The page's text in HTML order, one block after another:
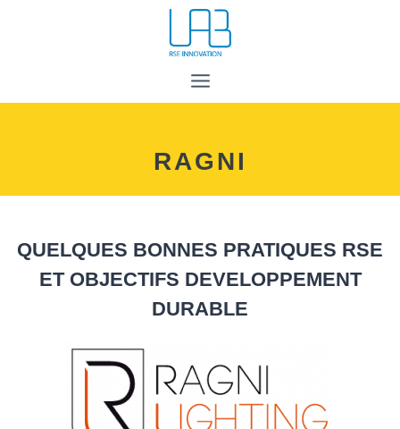
RAGNI
QUELQUES BONNES PRATIQUES RSE
ET OBJECTIFS DEVELOPPEMENT
DURABLE